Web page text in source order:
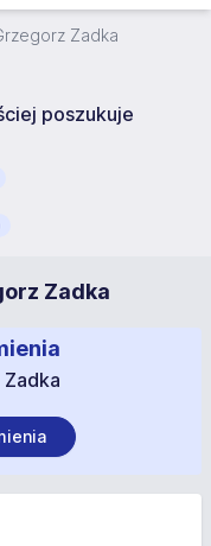
Zadka
poszukuje
Zadka
Zadka